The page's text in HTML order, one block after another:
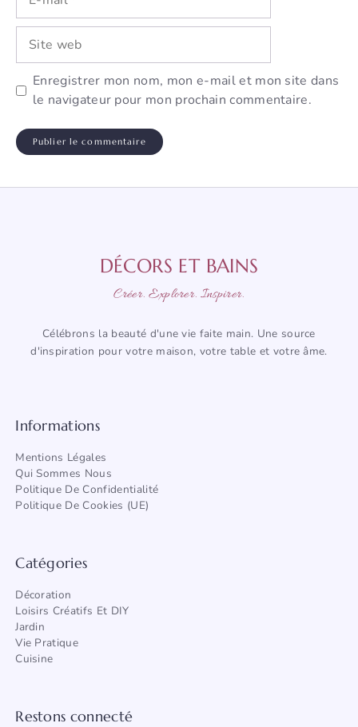
mail
Site
web
Enregistrer mon nom, mon e-mail et mon site dans
le navigateur pour mon prochain commentaire.
DÉCORS ET BAINS
Créer. Explorer. Inspirer.
Célébrons la beauté d'une vie faite main. Une source
d'inspiration pour votre maison, votre table et votre âme.
Informations
Mentions Légales
Qui Sommes Nous
Politique De Confidentialité
Politique De Cookies (UE)
Catégories
Décoration
Loisirs Créatifs Et DIY
Jardin
Vie Pratique
Cuisine
Restons connecté